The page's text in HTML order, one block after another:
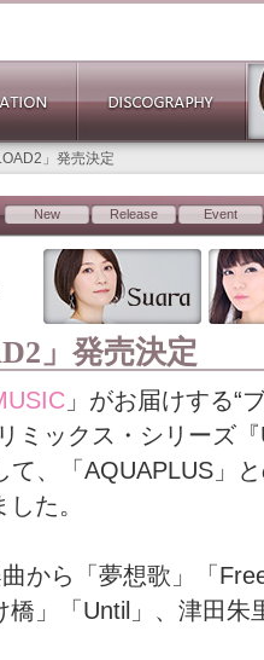
」発売決定
New Release Event
」発売決定
」がお届けする“
ミックス・シリーズ
て、「AQUAPLUS」
た。
から「夢想歌」「
橋」「Until」、津田朱